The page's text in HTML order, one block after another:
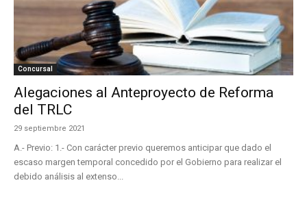
Concursal
Alegaciones al Anteproyecto de Reforma
del TRLC
29 septiembre 2021
A.- Previo: 1.- Con carácter previo queremos anticipar que dado el
escaso margen temporal concedido por el Gobierno para realizar el
debido análisis al extenso...